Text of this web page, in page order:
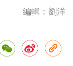
編輯：劉洋